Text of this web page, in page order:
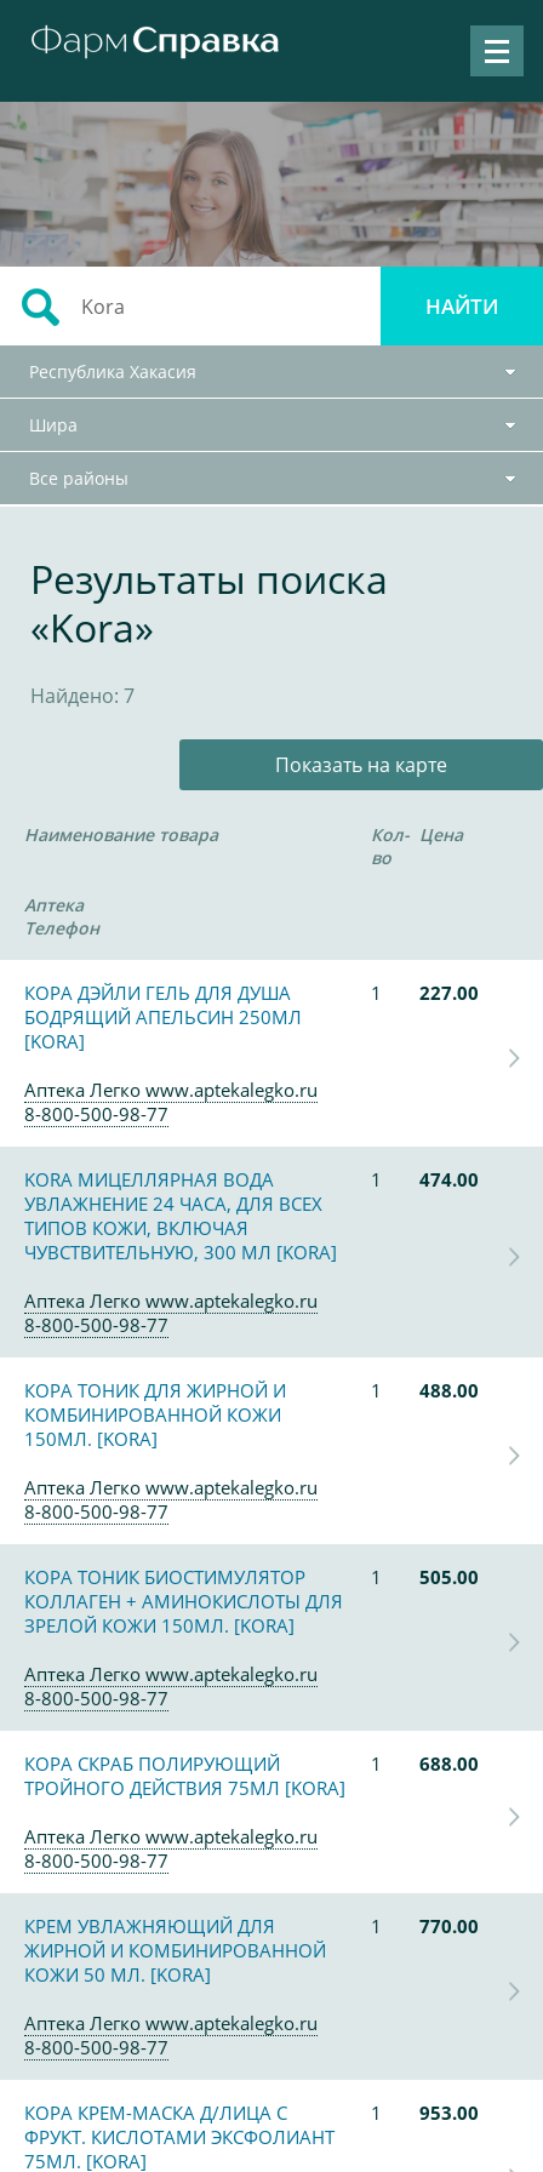
Республика Хакасия
Шира
Все районы
Результаты поиска
«Kora»
Найдено: 7
Показать на карте
Наименование товара
Кол-
во
Цена
Аптека
Телефон
КОРА ДЭЙЛИ ГЕЛЬ ДЛЯ ДУША
БОДРЯЩИЙ АПЕЛЬСИН 250МЛ
[KORA]
1 227.00
Аптека Легко www.aptekalegko.ru
8-800-500-98-77
KORA МИЦЕЛЛЯРНАЯ ВОДА
УВЛАЖНЕНИЕ 24 ЧАСА, ДЛЯ ВСЕХ
ТИПОВ КОЖИ, ВКЛЮЧАЯ
ЧУВСТВИТЕЛЬНУЮ, 300 МЛ [KORA]
1 474.00
Аптека Легко www.aptekalegko.ru
8-800-500-98-77
КОРА ТОНИК ДЛЯ ЖИРНОЙ И
КОМБИНИРОВАННОЙ КОЖИ
150МЛ. [KORA]
1 488.00
Аптека Легко www.aptekalegko.ru
8-800-500-98-77
КОРА ТОНИК БИОСТИМУЛЯТОР
КОЛЛАГЕН + АМИНОКИСЛОТЫ ДЛЯ
ЗРЕЛОЙ КОЖИ 150МЛ. [KORA]
1 505.00
Аптека Легко www.aptekalegko.ru
8-800-500-98-77
КОРА СКРАБ ПОЛИРУЮЩИЙ
ТРОЙНОГО ДЕЙСТВИЯ 75МЛ [KORA]
1 688.00
Аптека Легко www.aptekalegko.ru
8-800-500-98-77
КРЕМ УВЛАЖНЯЮЩИЙ ДЛЯ
ЖИРНОЙ И КОМБИНИРОВАННОЙ
КОЖИ 50 МЛ. [KORA]
1 770.00
Аптека Легко www.aptekalegko.ru
8-800-500-98-77
КОРА КРЕМ-МАСКА Д/ЛИЦА С
ФРУКТ. КИСЛОТАМИ ЭКСФОЛИАНТ
75МЛ. [KORA]
1 953.00